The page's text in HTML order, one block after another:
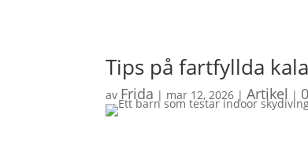
Tips på fartfyllda
av Frida | mar 12, 2026 |Artikel |